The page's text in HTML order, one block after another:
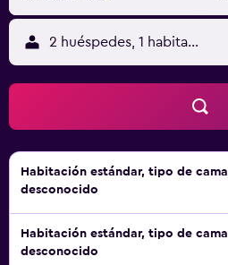
2 huéspedes, 1 habitación
Habitación estándar, tipo de cama
desconocido
Habitación estándar, tipo de cama
desconocido